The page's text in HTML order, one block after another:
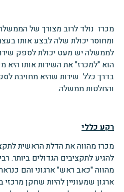
מכרז נולד לרוב מצורך של
ומחוסר יכולת שלה לבצע אותו
לממשלה יש מעט יכולת לספק
הוא "למכרז" את השירות אותו היא
בדרך כלל שירות שהיא מחויבת
והחלטות ממשלה.
רקע כללי
מכרז מהווה את הדלת הראשית
להגיע לתקציבים הגדולים ביותר.
מהווה "כאב ראש" ארגוני והם
ארגון שמעוניין להיות שחקן